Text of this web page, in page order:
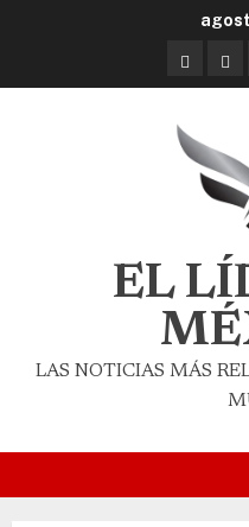
EL
LAS NOTICIAS MÁS